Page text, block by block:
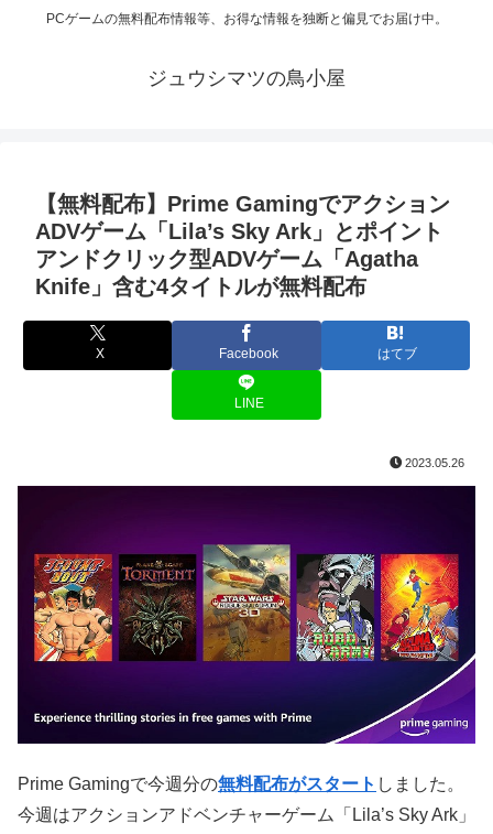
PCゲームの無料配布情報等、お得な情報を独断と偏見でお届け中。
ジュウシマツの鳥小屋
【無料配布】Prime Gamingでアクション
ADVゲーム「Lila’s Sky Ark」とポイント
アンドクリック型ADVゲーム「Agatha
Knife」含む4タイトルが無料配布
X Facebook はてブ
LINE
2023.05.26
Prime Gamingで今週分の無料配布がスタート しました。
今週はアクションアドベンチャーゲーム「Lila’s Sky Ark」